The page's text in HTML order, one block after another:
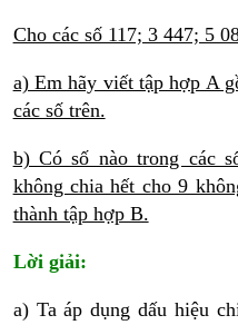
Cho các số 117; 3 447; 5
a) Em hãy viết tập hợp A
các số trên.
b) Có số nào trong các
không chia hết cho 9
thành tập hợp B.
Lời giải:
a) Ta áp dụng dấu hiệu